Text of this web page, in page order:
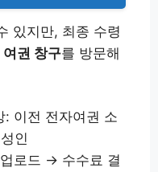
있지만, 최종 수령
여권 창구를 방문해
: 이전 전자여권 소
인
로드 → 수수료 결